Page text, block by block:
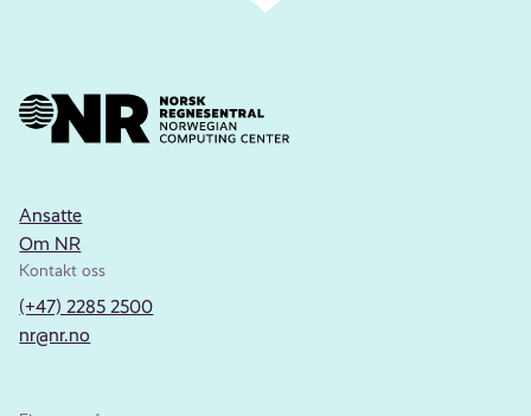
Ansatte
Om NR
Kontakt oss
(+47) 2285 2500
nr@nr.no